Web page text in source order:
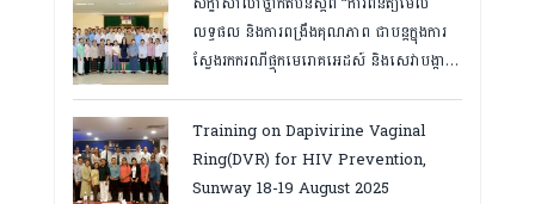
លទ្ធផល និងការពង្រឹងគុណភាព ជាបន្តក្នុងការ
ស្វែងរកករណីផ្ទុកមេរោគអេដស៍ និងសេវាបង្ការ
សម្រេចគោលដៅ ៩៥-៩៥-៩៥”, តាកែវ
ថ្ងៃទី១២-១៣ សីហា ២០២៥
Training on Dapivirine Vaginal
Ring(DVR) for HIV Prevention,
Sunway 18-19 August 2025